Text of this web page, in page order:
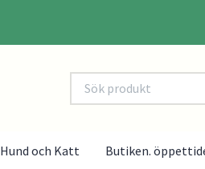
Hund och Katt Butiken.